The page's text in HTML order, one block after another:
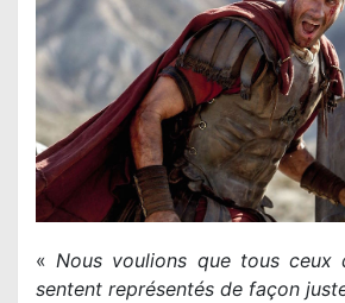
« Nous voulions que tous
sentent représentés de façon